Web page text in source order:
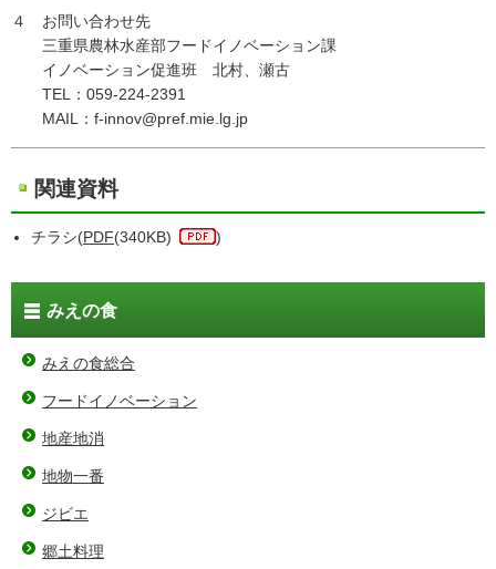
４ お問い合わせ先
三重県農林水産部フードイノベーション課
イノベーション促進班 北村、瀬古
TEL：059-224-2391
MAIL：f-innov@pref.mie.lg.jp
関連資料
チラシ(PDF(340KB) )
みえの食
みえの食総合
フードイノベーション
地産地消
地物一番
ジビエ
郷土料理